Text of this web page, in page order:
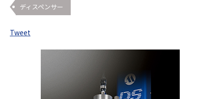
ディスペンサー
Tweet